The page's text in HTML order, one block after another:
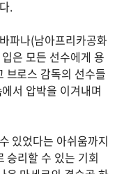
.
파나(남아프리카공화
은 모든 선수에게 용
브로스 감독의 선수들
서 압박을 이겨내며
있었다는 아쉬움까지
승리할 수 있는 기회